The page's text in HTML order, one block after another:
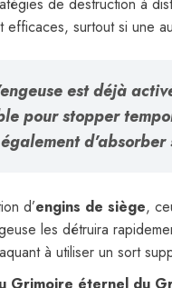
efficaces, surtout si une
est déjà
pour stopper
d’engins de siège,
les détruira
à utiliser un sort